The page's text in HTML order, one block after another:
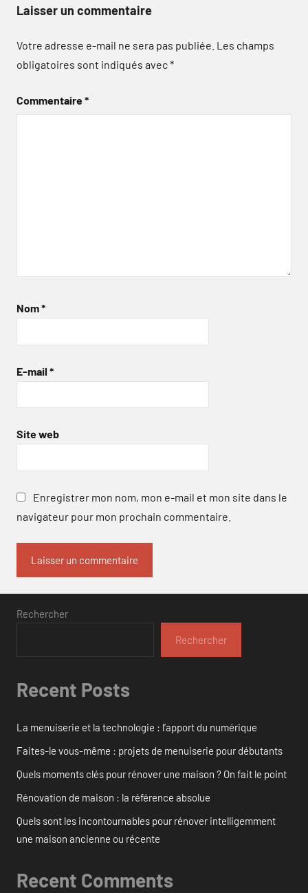
Laisser un commentaire
Votre adresse e-mail ne sera pas publiée. Les champs
obligatoires sont indiqués avec*
Commentaire*
Nom*
E-mail *
Site web
Enregistrer mon nom, mon e-mail et mon site dans le
navigateur pour mon prochain commentaire.
Rechercher
Rechercher
Recent Posts
La menuiserie et la technologie : l’apport du numérique
Faites-le vous-même : projets de menuiserie pour débutants
Quels moments clés pour rénover une maison ? On fait le point
Rénovation de maison : la référence absolue
Quels sont les incontournables pour rénover intelligemment
une maison ancienne ou récente
Recent Comments